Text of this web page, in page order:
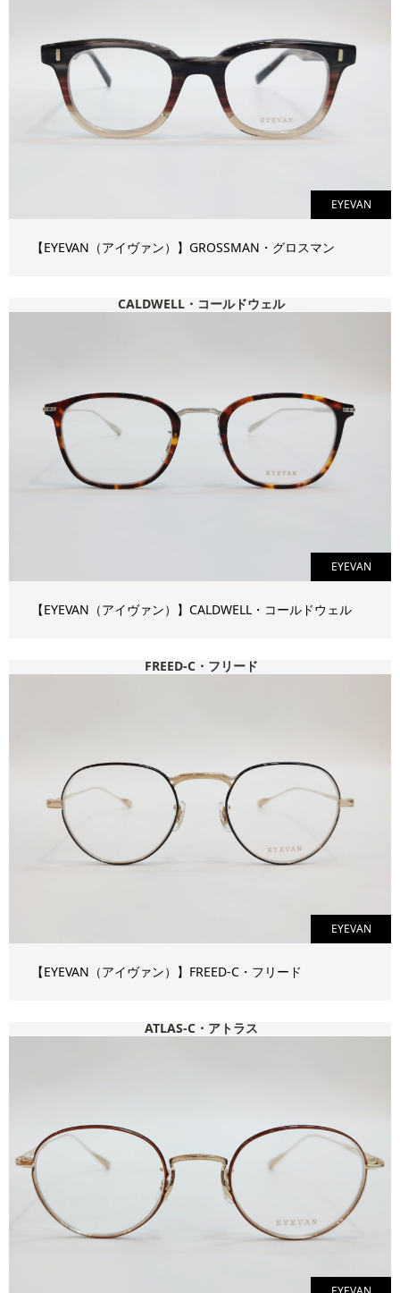
EYEVAN
【EYEVAN（アイヴァン）】GROSSMAN・グロスマン
CALDWELL・コールドウェル
EYEVAN
【EYEVAN（アイヴァン）】CALDWELL・コールドウェル
FREED-C・フリード
EYEVAN
【EYEVAN（アイヴァン）】FREED-C・フリード
ATLAS-C・アトラス